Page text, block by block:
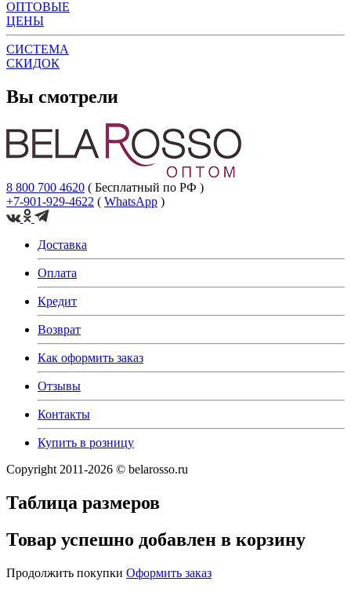
ОПТОВЫЕ
ЦЕНЫ
СИСТЕМА
СКИДОК
Вы смотрели
8 800 700 4620 ( Бесплатный по РФ )
+7-901-929-4622 ( WhatsApp )
Доставка
Оплата
Кредит
Возврат
Как оформить заказ
Отзывы
Контакты
Купить в розницу
Copyright 2011-2026 © belarosso.ru
Таблица размеров
Товар успешно добавлен в корзину
Продолжить покупки Оформить заказ